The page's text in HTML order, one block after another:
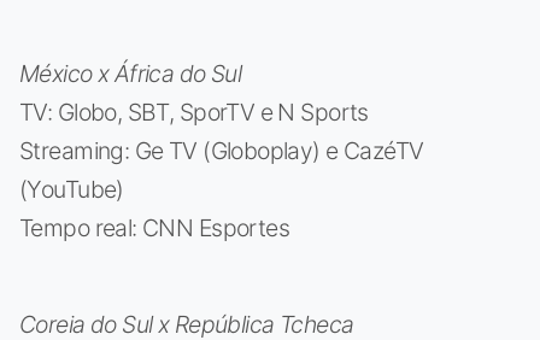
México x África do Sul
TV: Globo, SBT, SporTV e N Sports
Streaming: Ge TV (Globoplay) e CazéTV
(YouTube)
Tempo real: CNN Esportes
Coreia do Sul x República Tcheca